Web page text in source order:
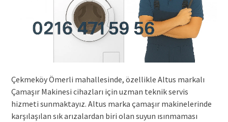
Çekmeköy Ömerli mahallesinde, özellikle Altus markalı
Çamaşır Makinesi cihazları için uzman teknik servis
hizmeti sunmaktayız. Altus marka çamaşır makinelerinde
karşılaşılan sık arızalardan biri olan suyun ısınmaması